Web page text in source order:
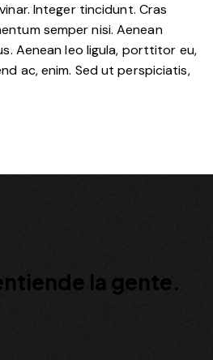
Integer tincidunt. Cras
semper nisi. Aenean
Aenean leo ligula, porttitor eu,
ac, enim. Sed ut perspiciatis,
la gente.